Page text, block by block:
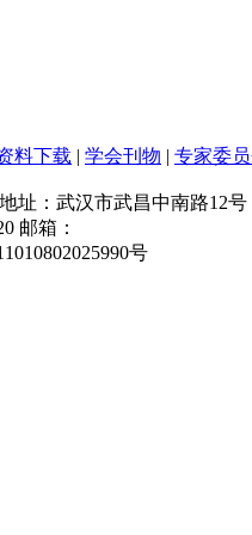
料下载 | 学会刊物 | 专家委
址：武汉市武昌中南路12号
邮箱：
号